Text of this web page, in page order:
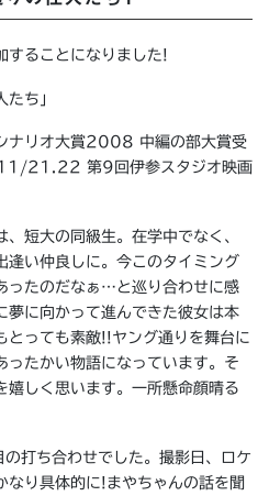
することになりました!
ち」
ナリオ大賞2008 中編の部大賞受
21.22 第9回伊参スタジオ映画
短大の同級生。在学中でなく、
逢い仲良しに。今このタイミング
ったのだなぁ…と巡り合わせに感
夢に向かって進んできた彼女は本
とっても素敵!!ヤング通りを舞台に
ったかい物語になっています。そ
嬉しく思います。一所懸命顔晴る
打ち合わせでした。撮影日、ロケ
なり具体的に!まやちゃんの話を聞